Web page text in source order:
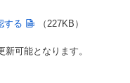
する （227KB）
可能となります。